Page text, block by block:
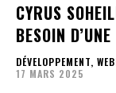
CYRUS
BESOIN
DÉVELOPPEMENT,
17 MARS 2025